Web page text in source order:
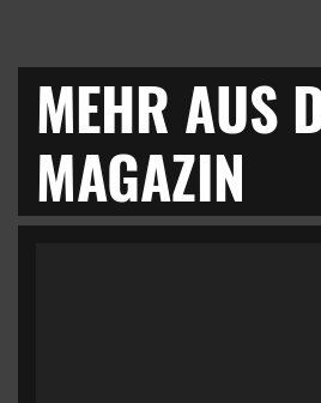
MEHR AUS
MAGAZIN